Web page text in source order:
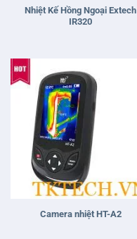
Nhiệt Kế Hồng Ngoại Extech
IR320
Camera nhiệt HT-A2